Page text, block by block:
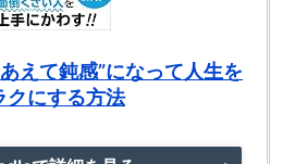
えて鈍感”になって人生を
クにする方法